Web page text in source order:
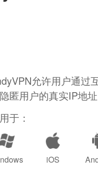
允许用户通过
匿用户的真实IP地
于：
iOS